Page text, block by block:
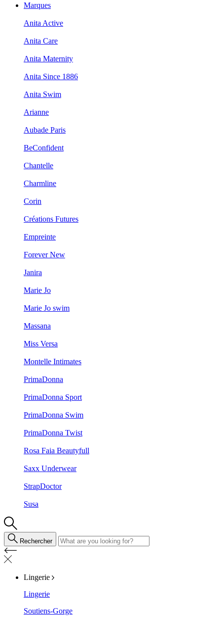
Marques
Anita Active
Anita Care
Anita Maternity
Anita Since 1886
Anita Swim
Arianne
Aubade Paris
BeConfident
Chantelle
Charmline
Corin
Créations Futures
Empreinte
Forever New
Janira
Marie Jo
Marie Jo swim
Massana
Miss Versa
Montelle Intimates
PrimaDonna
PrimaDonna Sport
PrimaDonna Swim
PrimaDonna Twist
Rosa Faia Beautyfull
Saxx Underwear
StrapDoctor
Susa
Rechercher
Lingerie
Lingerie
Soutiens-Gorge